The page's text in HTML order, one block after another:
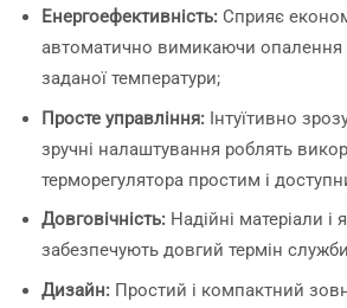
Енергоефективність: Сприяє
автоматично вимикаючи опалення
заданої температури;
Просте управління: Інтуїтивно
зручні налаштування роблять
терморегулятора простим і
Довговічність: Надійні матеріали і
забезпечують довгий термін
Дизайн: Простий і компактний